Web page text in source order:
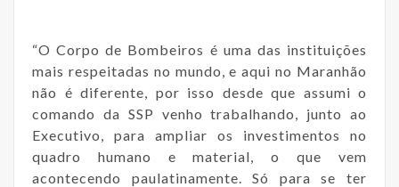
“O Corpo de Bombeiros é uma das instituições
mais respeitadas no mundo, e aqui no Maranhão
não é diferente, por isso desde que assumi o
comando da SSP venho trabalhando, junto ao
Executivo, para ampliar os investimentos no
quadro humano e material, o que vem
acontecendo paulatinamente. Só para se ter